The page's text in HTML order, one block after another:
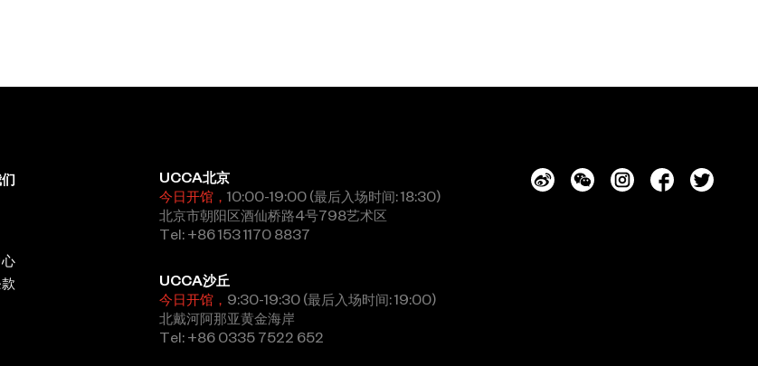
UCCA北京
今日开馆， 10:00-19:00 (最后入场时间: 18:30)
北京市朝阳区酒仙桥路4号798艺术区
Tel: +86 153 1170 8837
UCCA沙丘
今日开馆， 9:30-19:30 (最后入场时间: 19:00)
北戴河阿那亚黄金海岸
Tel: +86 0335 7522 652